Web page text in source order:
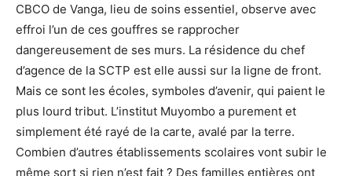
CBCO de Vanga, lieu de soins essentiel, observe avec
effroi l’un de ces gouffres se rapprocher
dangereusement de ses murs. La résidence du chef
d’agence de la SCTP est elle aussi sur la ligne de front.
Mais ce sont les écoles, symboles d’avenir, qui paient le
plus lourd tribut. L’institut Muyombo a purement et
simplement été rayé de la carte, avalé par la terre.
Combien d’autres établissements scolaires vont subir le
même sort si rien n’est fait ? Des familles entières ont